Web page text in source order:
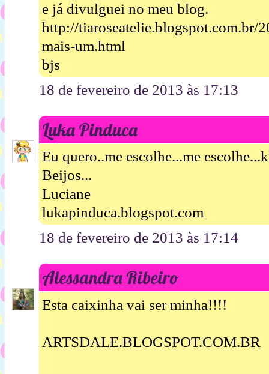
e já divulguei no meu blog.
http://tiaroseatelie.blogspot.com.br/
mais-um.html
bjs
18 de fevereiro de 2013 às 17:13
Luka Pinduca
Eu quero..me escolhe...me
Beijos...
Luciane
lukapinduca.blogspot.com
18 de fevereiro de 2013 às 17:14
Alessandra Ribeiro
Esta caixinha vai ser minha!!!!
ARTSDALE.BLOGSPOT.COM.BR